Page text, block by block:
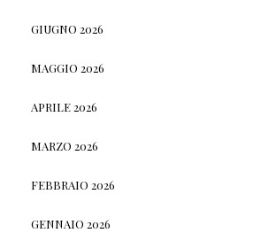
GIUGNO 2026
MAGGIO 2026
APRILE 2026
MARZO 2026
FEBBRAIO 2026
GENNAIO 2026